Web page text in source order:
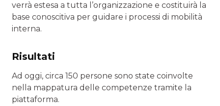
verrà estesa a tutta l’organizzazione e costituirà la
base conoscitiva per guidare i processi di mobilità
interna.
Risultati
Ad oggi, circa 150 persone sono state coinvolte
nella mappatura delle competenze tramite la
piattaforma.